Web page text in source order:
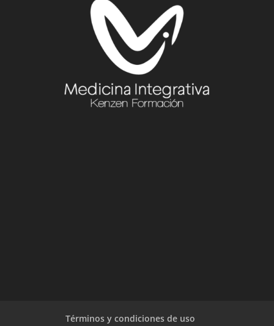
Términos y condiciones de uso